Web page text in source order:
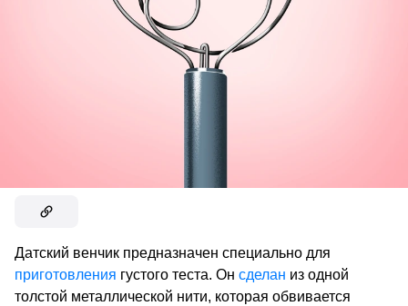
Датский венчик предназначен специально для
приготовления густого теста. Он сделан из одной
толстой металлической нити, которая обвивается